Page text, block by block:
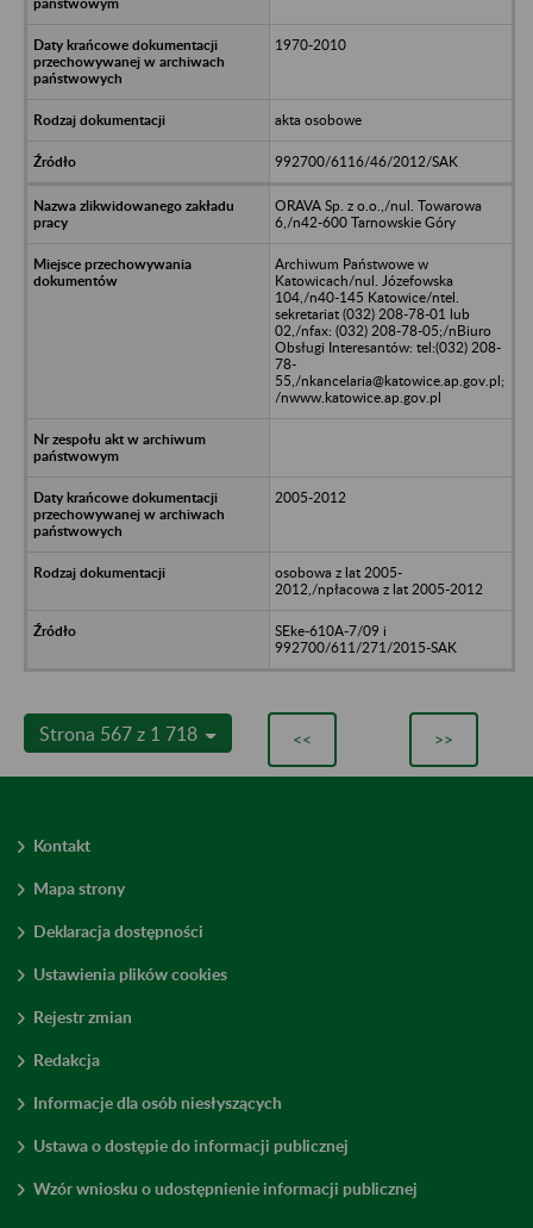
1970-2010
akta osobowe
992700/6116/46/2012/SAK
ORAVA Sp. z o.o.,/nul. Towarowa
6,/n42-600 Tarnowskie Góry
Archiwum Państwowe w
Katowicach/nul. Józefowska
104,/n40-145 Katowice/ntel.
sekretariat (032) 208-78-01 lub
02,/nfax: (032) 208-78-05;/nBiuro
Obsługi Interesantów: tel:(032) 208-
78-
55,/nkancelaria@katowice.ap.gov.pl;
/nwww.katowice.ap.gov.pl
2005-2012
osobowa z lat 2005-
2012,/npłacowa z lat 2005-2012
SEke-610A-7/09 i
992700/611/271/2015-SAK
Strona 567 z 1 718 << >>
Kontakt
Mapa strony
Deklaracja dostępności
Ustawienia plików cookies
Rejestr zmian
Redakcja
Informacje dla osób niesłyszących
Ustawa o dostępie do informacji publicznej
Wzór wniosku o udostępnienie informacji publicznej